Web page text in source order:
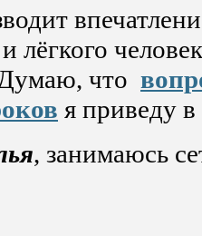
лёгкого
что
я приведу
, занимаюсь